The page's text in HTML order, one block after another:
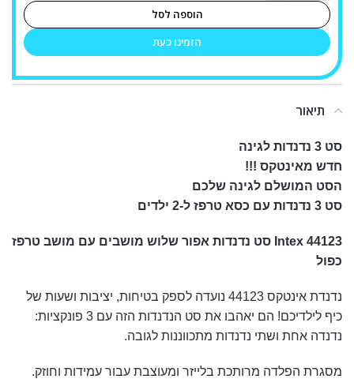
הוספה לסל
הזמינו כעת
תיאור
סט 3 נדנדות לגינה
חדש מאינטקס !!!
הסט המושלם לגינה שלכם
סט 3 נדנדות עם כסא טרפז ל-2 ילדים
Intex 44123 סט נדנדות אפור שלוש מושבים עם מושב טרפז
כפול
נדנדת אינטקס 44123 נועדה לספק בטיחות, יציבות ושעות של
כיף לילדיכם! הם יאהבו את סט הנדנדות הזה עם 3 פונקציות:
נדנדה אחת ושתי נדנדות מתכווננות לגובה.
מסגרת הפלדה מרותכת בלייזר ומעוצבת עבור עמידות וחוזק.